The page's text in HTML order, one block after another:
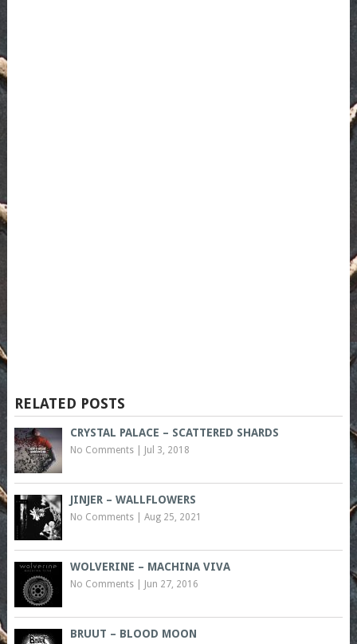
RELATED POSTS
CRYSTAL PALACE – SCATTERED SHARDS
No Comments| Jul 3, 2018
JINJER – WALLFLOWERS
No Comments| Aug 25, 2021
WOLVERINE – MACHINA VIVA
No Comments| Jun 27, 2016
BRUUT – BLOOD MOON